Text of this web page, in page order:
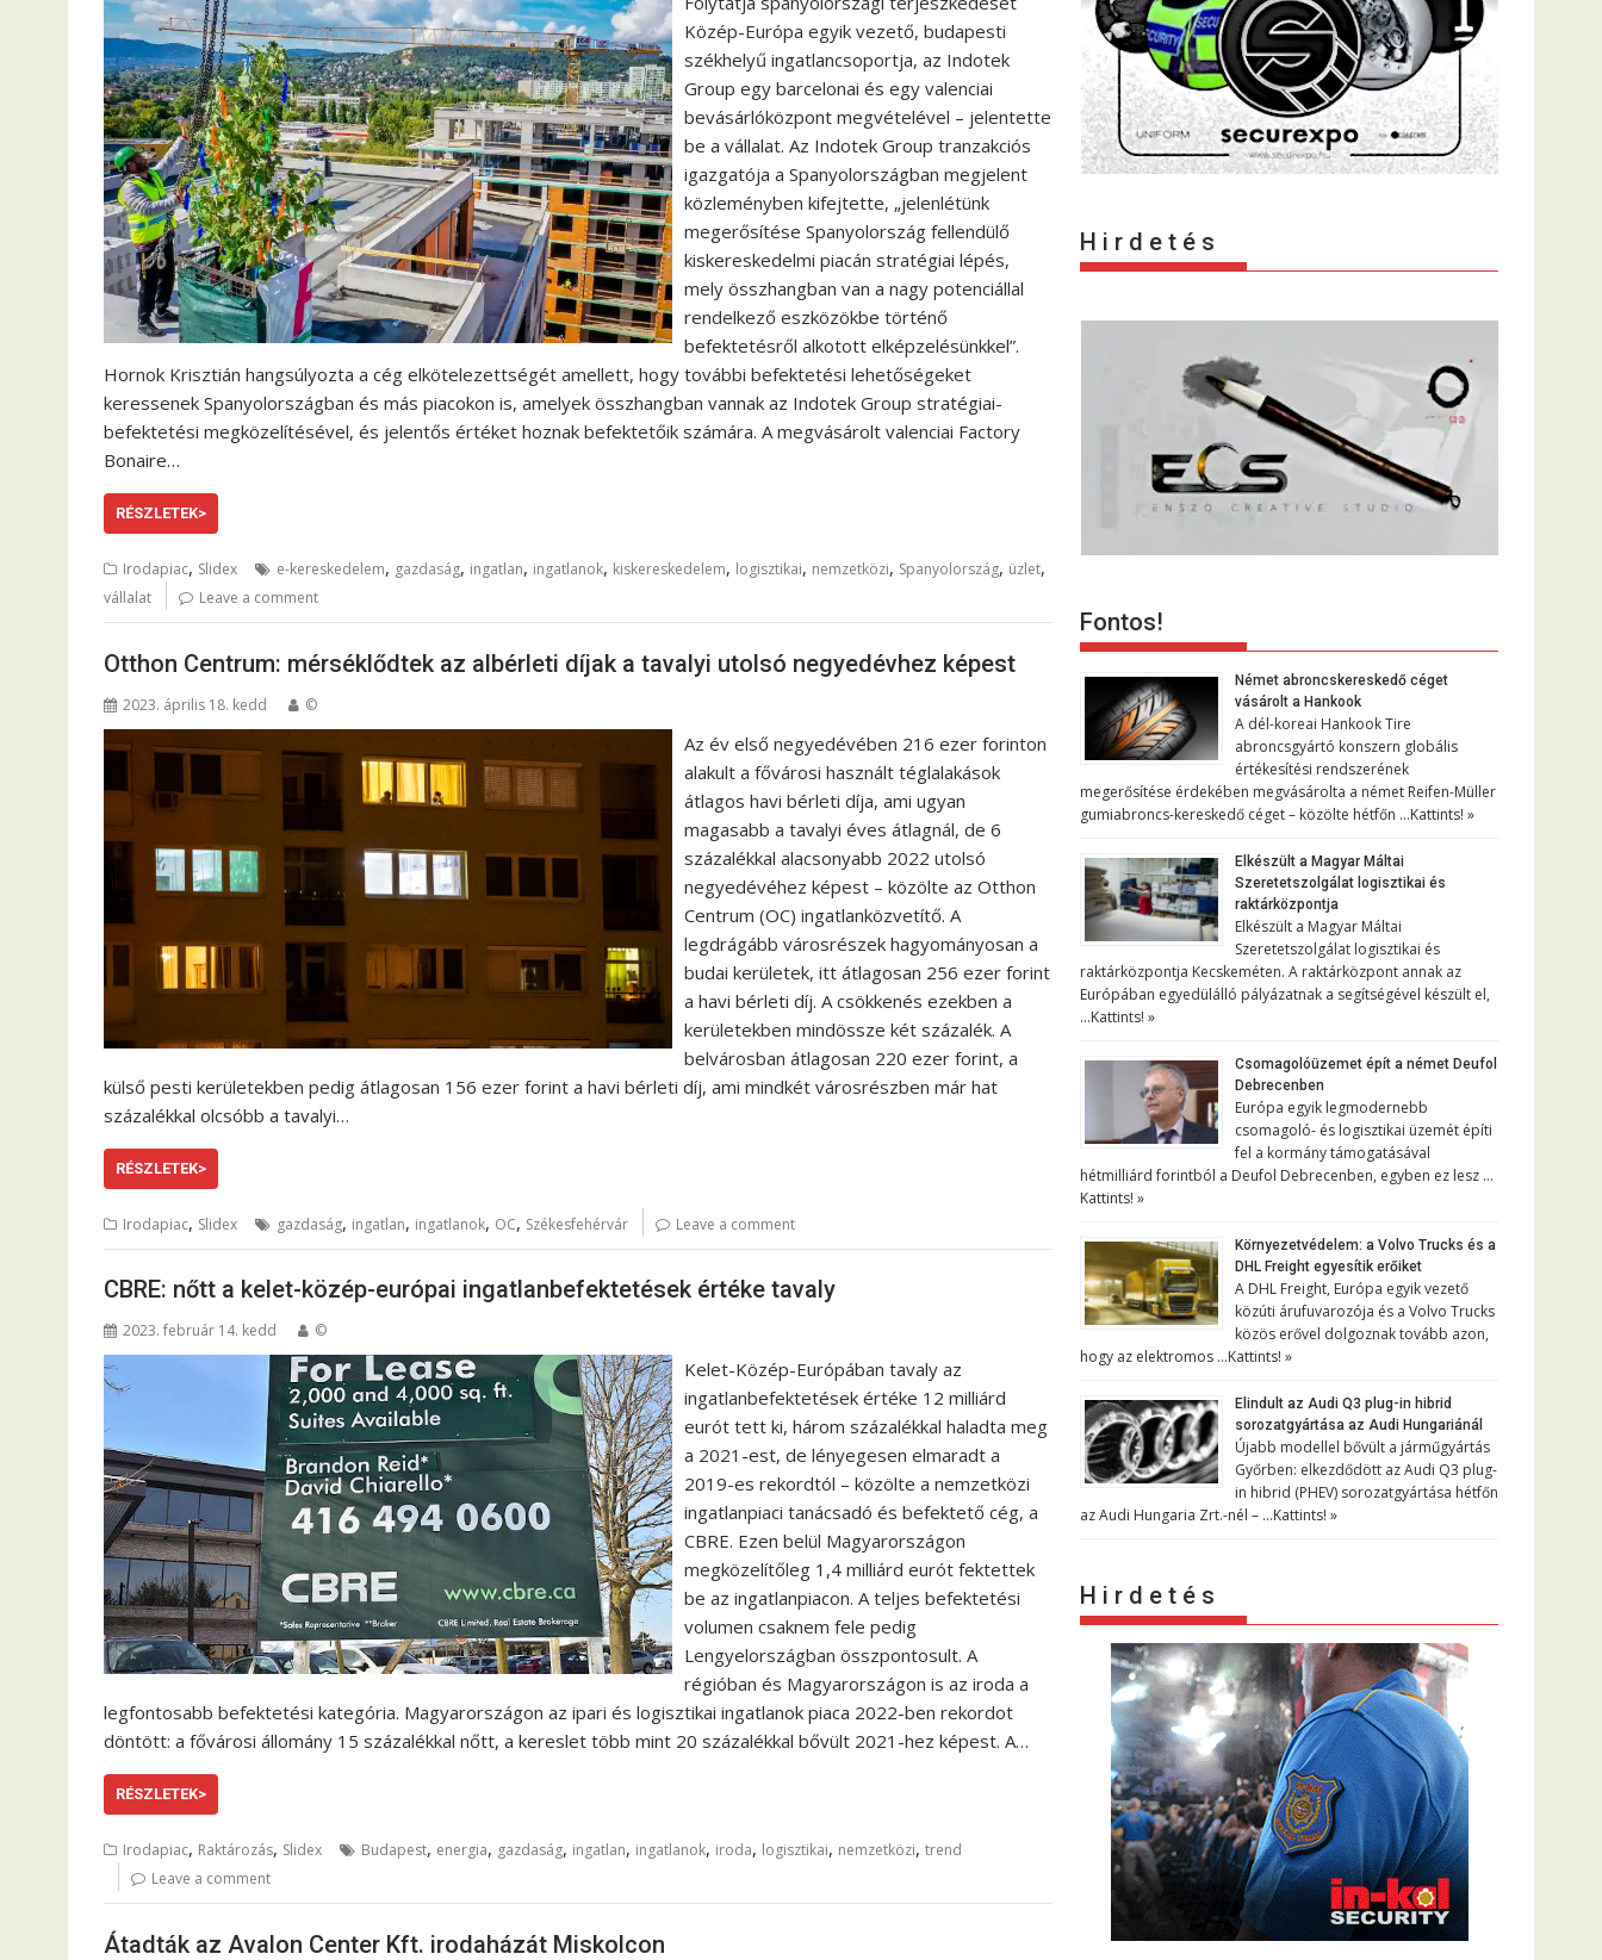
Közép-Európa egyik vezető, budapesti
székhelyű ingatlancsoportja, az Indotek
Group egy barcelonai és egy valenciai
bevásárlóközpont megvételével – jelentette
be a vállalat. Az Indotek Group tranzakciós
igazgatója a Spanyolországban megjelent
közleményben kifejtette, „jelenlétünk
megerősítése Spanyolország fellendülő
kiskereskedelmi piacán stratégiai lépés,
mely összhangban van a nagy potenciállal
rendelkező eszközökbe történő
befektetésről alkotott elképzelésünkkel”.
Hornok Krisztián hangsúlyozta a cég elkötelezettségét amellett, hogy további befektetési lehetőségeket
keressenek Spanyolországban és más piacokon is, amelyek összhangban vannak az Indotek Group stratégiai-
befektetési megközelítésével, és jelentős értéket hoznak befektetőik számára. A megvásárolt valenciai Factory
Bonaire…
RÉSZLETEK>
Irodapiac, Slidex e-kereskedelem, gazdaság, ingatlan, ingatlanok, kiskereskedelem, logisztikai, nemzetközi, Spanyolország, üzlet,
vállalat Leave a comment
Otthon Centrum: mérséklődtek az albérleti díjak a tavalyi utolsó negyedévhez képest
2023. április 18. kedd ©
Az év első negyedévében 216 ezer forinton
alakult a fővárosi használt téglalakások
átlagos havi bérleti díja, ami ugyan
magasabb a tavalyi éves átlagnál, de 6
százalékkal alacsonyabb 2022 utolsó
negyedévéhez képest – közölte az Otthon
Centrum (OC) ingatlanközvetítő. A
legdrágább városrészek hagyományosan a
budai kerületek, itt átlagosan 256 ezer forint
a havi bérleti díj. A csökkenés ezekben a
kerületekben mindössze két százalék. A
belvárosban átlagosan 220 ezer forint, a
külső pesti kerületekben pedig átlagosan 156 ezer forint a havi bérleti díj, ami mindkét városrészben már hat
százalékkal olcsóbb a tavalyi…
RÉSZLETEK>
Irodapiac, Slidex gazdaság, ingatlan, ingatlanok, OC, Székesfehérvár Leave a comment
CBRE: nőtt a kelet-közép-európai ingatlanbefektetések értéke tavaly
2023. február 14. kedd ©
Kelet-Közép-Európában tavaly az
ingatlanbefektetések értéke 12 milliárd
eurót tett ki, három százalékkal haladta meg
a 2021-est, de lényegesen elmaradt a
2019-es rekordtól – közölte a nemzetközi
ingatlanpiaci tanácsadó és befektető cég, a
CBRE. Ezen belül Magyarországon
megközelítőleg 1,4 milliárd eurót fektettek
be az ingatlanpiacon. A teljes befektetési
volumen csaknem fele pedig
Lengyelországban összpontosult. A
régióban és Magyarországon is az iroda a
legfontosabb befektetési kategória. Magyarországon az ipari és logisztikai ingatlanok piaca 2022-ben rekordot
döntött: a fővárosi állomány 15 százalékkal nőtt, a kereslet több mint 20 százalékkal bővült 2021-hez képest. A…
RÉSZLETEK>
Irodapiac, Raktározás, Slidex Budapest, energia, gazdaság, ingatlan, ingatlanok, iroda, logisztikai, nemzetközi, trend
Leave a comment
Átadták az Avalon Center Kft. irodaházát Miskolcon
H i r d e t é s
Fontos!
Német abroncskereskedő céget
vásárolt a Hankook
A dél-koreai Hankook Tire
abroncsgyártó konszern globális
értékesítési rendszerének
megerősítése érdekében megvásárolta a német Reifen-Müller
gumiabroncs-kereskedő céget – közölte hétfőn …Kattints! »
Elkészült a Magyar Máltai
Szeretetszolgálat logisztikai és
raktárközpontja
Elkészült a Magyar Máltai
Szeretetszolgálat logisztikai és
raktárközpontja Kecskeméten. A raktárközpont annak az
Európában egyedülálló pályázatnak a segítségével készült el,
…Kattints! »
Csomagolóüzemet épít a német Deufol
Debrecenben
Európa egyik legmodernebb
csomagoló- és logisztikai üzemét építi
fel a kormány támogatásával
hétmilliárd forintból a Deufol Debrecenben, egyben ez lesz …
Kattints! »
Környezetvédelem: a Volvo Trucks és a
DHL Freight egyesítik erőiket
A DHL Freight, Európa egyik vezető
közúti árufuvarozója és a Volvo Trucks
közös erővel dolgoznak tovább azon,
hogy az elektromos …Kattints! »
Elindult az Audi Q3 plug-in hibrid
sorozatgyártása az Audi Hungariánál
Újabb modellel bővült a járműgyártás
Győrben: elkezdődött az Audi Q3 plug-
in hibrid (PHEV) sorozatgyártása hétfőn
az Audi Hungaria Zrt.-nél – …Kattints! »
H i r d e t é s